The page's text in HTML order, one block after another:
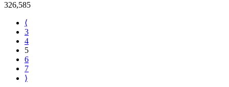
326,585
⟨
3
4
5
6
7
⟩